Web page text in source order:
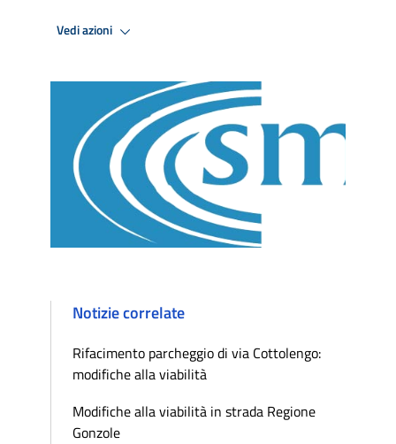
Vedi azioni
Notizie correlate
Rifacimento parcheggio di via Cottolengo:
modifiche alla viabilità
Modifiche alla viabilità in strada Regione
Gonzole